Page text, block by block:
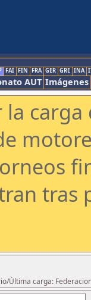
FAI FIN FRA GER GRE INA
AUT Imágenes
la
tras
Última carga: